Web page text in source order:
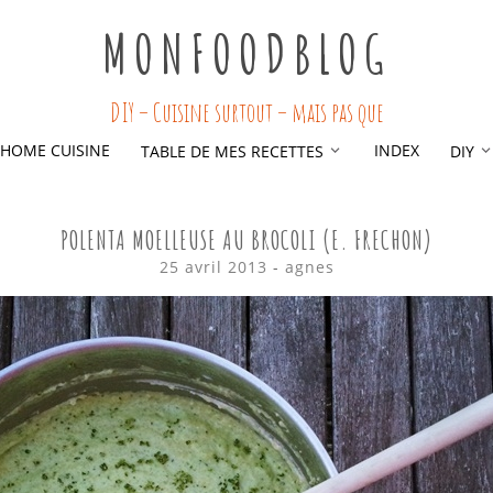
MONFOODBLOG
DIY – Cuisine surtout – mais pas que
HOME CUISINE TABLE DE MES RECETTES INDEX DIY
POLENTA MOELLEUSE AU BROCOLI (E. FRECHON)
25 avril 2013 - agnes